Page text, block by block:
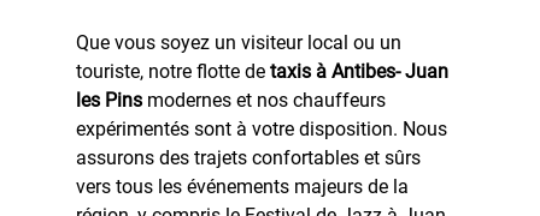
Que vous soyez un visiteur local ou un
touriste, notre flotte de taxis à Antibes- Juan
les Pins modernes et nos chauffeurs
expérimentés sont à votre disposition. Nous
assurons des trajets confortables et sûrs
vers tous les événements majeurs de la